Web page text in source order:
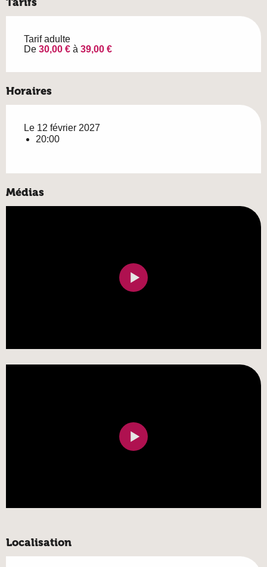
Tarif adulte
De 30,00 € à 39,00 €
Horaires
Le 12 février 2027
20:00
Médias
Localisation